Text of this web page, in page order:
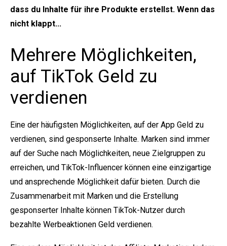
dass du Inhalte für ihre Produkte erstellst. Wenn das
nicht klappt...
Mehrere Möglichkeiten,
auf TikTok Geld zu
verdienen
Eine der häufigsten Möglichkeiten, auf der App Geld zu
verdienen, sind gesponserte Inhalte. Marken sind immer
auf der Suche nach Möglichkeiten, neue Zielgruppen zu
erreichen, und TikTok-Influencer können eine einzigartige
und ansprechende Möglichkeit dafür bieten. Durch die
Zusammenarbeit mit Marken und die Erstellung
gesponserter Inhalte können TikTok-Nutzer durch
bezahlte Werbeaktionen Geld verdienen.